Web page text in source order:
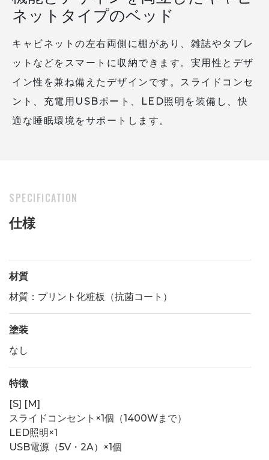
ネットタイプのベッド
キャビネットの左右両側に棚があり、雑誌やタブレ
ットなどをスマートに収納できます。実用性とデザ
イン性を兼ね備えたデザインです。スライドコンセ
ント、充電用USBポート、LED照明を装備し、快
適な睡眠環境をサポートします。
SPECIFICATION
仕様
材質
材質：プリント化粧板（抗菌コート）
塗装
なし
特徴
[S] [M]
スライドコンセント×1個（1400Wまで）
LED照明×1
USB電源（5V・2A）×1個